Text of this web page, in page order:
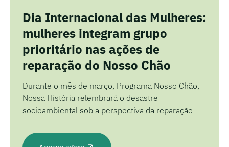
Dia Internacional das Mulheres:
mulheres integram grupo
prioritário nas ações de
reparação do Nosso Chão
Durante o mês de março, Programa Nosso Chão,
Nossa História relembrará o desastre
socioambiental sob a perspectiva da reparação